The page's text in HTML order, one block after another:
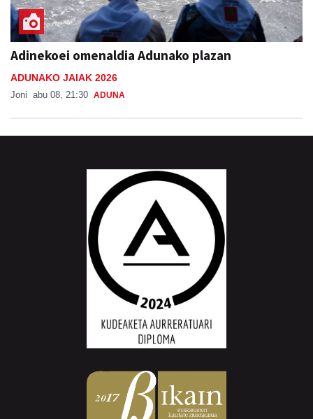
Adinekoei omenaldia Adunako plazan
ADUNAKO JAIAK 2026
Joni abu 08, 21:30 ADUNA